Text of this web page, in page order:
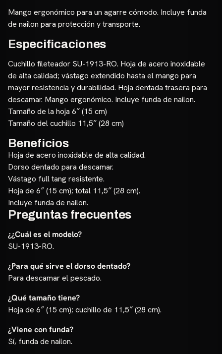
Mango ergonómico para un agarre cómodo. Incluye funda
de nailon para protección y transporte.
Especificaciones
Cuchillo fileteador SU-1913-RO. Hoja de acero inoxidable
de alta calidad; vástago extendido hasta el mango para
mayor resistencia y durabilidad. Hoja dentada trasera para
descamar. Mango ergonómico. Incluye funda de nailon.
Tamaño de la hoja 6″ (15 cm)
Tamaño del cuchillo 11,5″ (28 cm)
Beneficios
Hoja de acero inoxidable de alta calidad.
Dorso dentado para descamar.
Vástago full tang resistente.
Hoja de 6″ (15 cm); total 11,5″ (28 cm).
Incluye funda de nailon.
Preguntas frecuentes
¿¿Cuál es el modelo?
SU-1913-RO.
¿Para qué sirve el dorso dentado?
Para descamar el pescado.
¿Qué tamaño tiene?
Hoja de 6″ (15 cm); cuchillo de 11,5″ (28 cm).
¿Viene con funda?
Sí, funda de nailon.